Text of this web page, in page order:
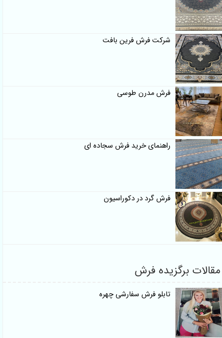
شرکت فرش فرین بافت
فرش مدرن طوسی
راهنمای خرید فرش سجاده ای
فرش گرد در دکوراسیون
برگزیده فرش
تابلو فرش سفارشی چهره